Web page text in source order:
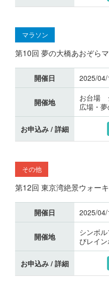
マラソン
第10回 夢の大橋あおぞら
開催日 2025/
開催地
お台場
広場・
お申込み / 詳細
その他
第12回 東京湾絶景ウォー
開催日 2025/
開催地
シンボ
びレイ
お申込み / 詳細